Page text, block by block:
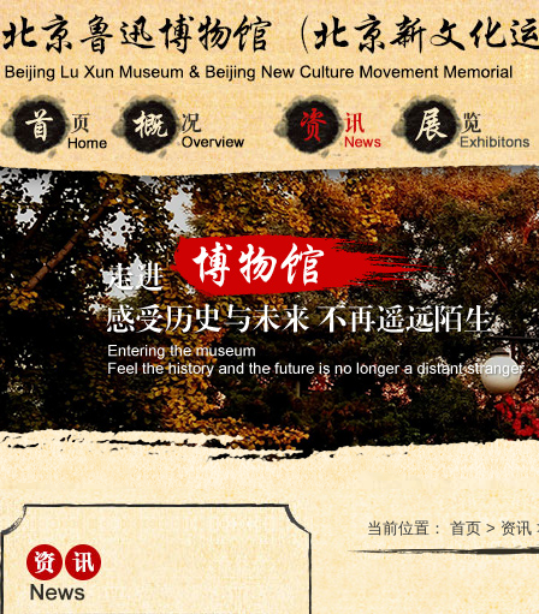
当前位置：首页>资讯